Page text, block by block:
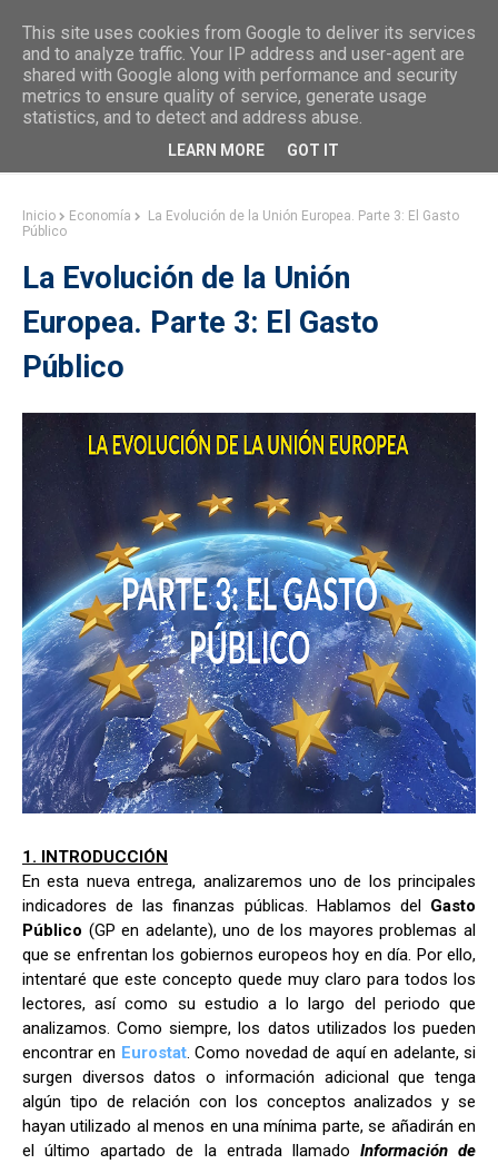
Inicio Economía
La Evolución de la Unión Europea. Parte 3: El Gasto
Público
La Evolución de la Unión
Europea. Parte 3: El Gasto
Público
1. INTRODUCCIÓN
En esta nueva entrega, analizaremos uno de los principales
indicadores de las finanzas públicas. Hablamos del Gasto
Público (GP en adelante), uno de los mayores problemas al
que se enfrentan los gobiernos europeos hoy en día. Por ello,
intentaré que este concepto quede muy claro para todos los
lectores, así como su estudio a lo largo del periodo que
analizamos. Como siempre, los datos utilizados los pueden
encontrar en Eurostat. Como novedad de aquí en adelante, si
surgen diversos datos o información adicional que tenga
algún tipo de relación con los conceptos analizados y se
hayan utilizado al menos en una mínima parte, se añadirán en
el último apartado de la entrada llamado Información de
This site uses cookies from Google to deliver its services
and to analyze traffic. Your IP address and user-agent are
shared with Google along with performance and security
metrics to ensure quality of service, generate usage
statistics, and to detect and address abuse.
LEARN MORE GOT IT